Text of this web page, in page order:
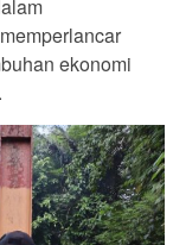
ekonomi